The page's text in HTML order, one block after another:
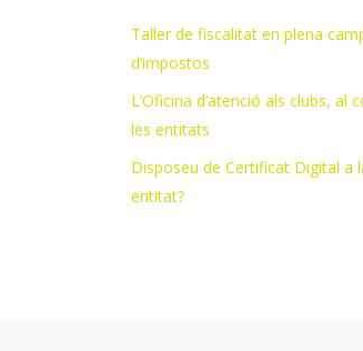
Taller de fiscalitat en plena
d’impostos
L’Oficina d’atenció als clubs, al
les entitats
Disposeu de Certificat Digital a
entitat?